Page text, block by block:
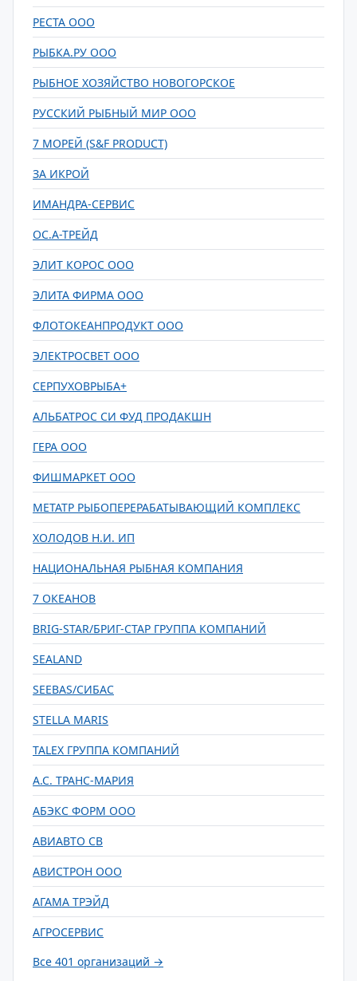
РЕСТА ООО
РЫБКА.РУ ООО
РЫБНОЕ ХОЗЯЙСТВО НОВОГОРСКОЕ
РУССКИЙ РЫБНЫЙ МИР ООО
7 МОРЕЙ (S&F PRODUCT)
ЗА ИКРОЙ
ИМАНДРА-СЕРВИС
ОС.А-ТРЕЙД
ЭЛИТ КОРОС ООО
ЭЛИТА ФИРМА ООО
ФЛОТОКЕАНПРОДУКТ ООО
ЭЛЕКТРОСВЕТ ООО
СЕРПУХОВРЫБА+
АЛЬБАТРОС СИ ФУД ПРОДАКШН
ГЕРА ООО
ФИШМАРКЕТ ООО
МЕТАТР РЫБОПЕРЕРАБАТЫВАЮЩИЙ КОМПЛЕКС
ХОЛОДОВ Н.И. ИП
НАЦИОНАЛЬНАЯ РЫБНАЯ КОМПАНИЯ
7 ОКЕАНОВ
BRIG-STAR/БРИГ-СТАР ГРУППА КОМПАНИЙ
SEALAND
SEEBAS/СИБАС
STELLA MARIS
TALEX ГРУППА КОМПАНИЙ
А.С. ТРАНС-МАРИЯ
АБЭКС ФОРМ ООО
АВИАВТО СВ
АВИСТРОН ООО
АГАМА ТРЭЙД
АГРОСЕРВИС
Все 401 организаций →